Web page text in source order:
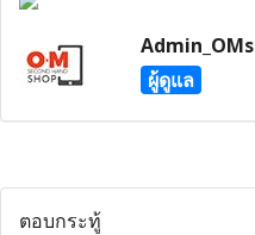
ผู้ดูแล
ตอบกระทู้